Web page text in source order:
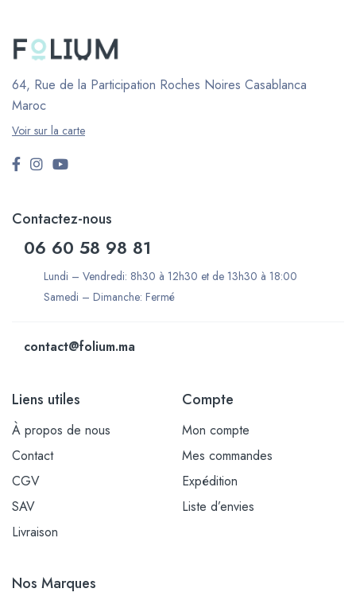
64, Rue de la Participation Roches Noires Casablanca
Maroc
Voir sur la carte
Contactez-nous
06 60 58 98 81
Lundi – Vendredi: 8h30 à 12h30 et de 13h30 à 18:00
Samedi – Dimanche: Fermé
contact@folium.ma
Liens utiles
À propos de nous
Contact
CGV
SAV
Livraison
Compte
Mon compte
Mes commandes
Expédition
Liste d’envies
Nos Marques